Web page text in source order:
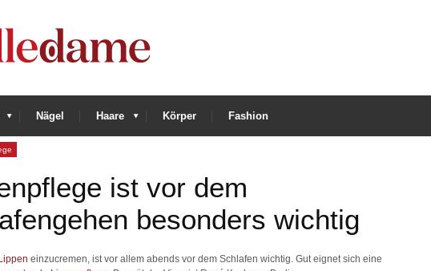
Nägel Haare Körper Fashion
ist vor dem
besonders wichtig
Lippen einzucremen, ist vor allem abends vor dem Schlafen wichtig. Gut eignet sich eine